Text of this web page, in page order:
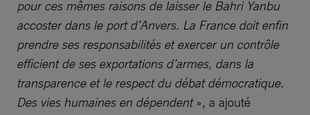
pour ces mêmes raisons de laisser le Bahri Yanbu
accoster dans le port d’Anvers. La France doit enfin
prendre ses responsabilités et exercer un contrôle
efficient de ses exportations d’armes, dans la
transparence et le respect du débat démocratique.
Des vies humaines en dépendent», a ajouté